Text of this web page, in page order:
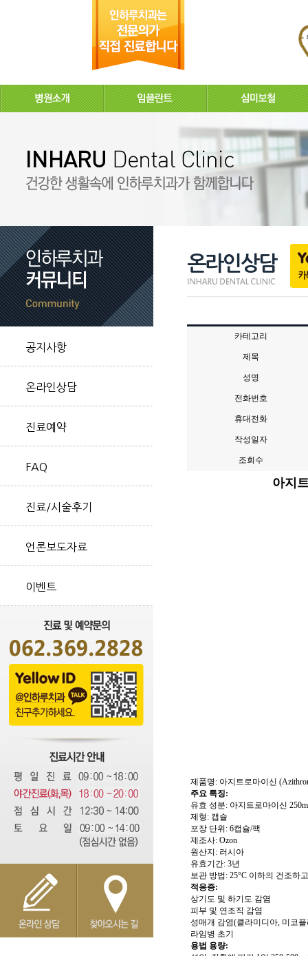
공지사항
온라인상담
진료예약
FAQ
진료/시술후기
언론보도자료
이벤트
온라인상담
카테고리
제목
성명
전화번호
휴대전화
작성일자
조회수
아지
제품명: 아지트로마이신
주요 특징:
유효 성분: 아지트로마이신
제형: 캡슐
포장 단위: 6캡슐/팩
제조사: Ozon
원산지: 러시아
유효기간: 3년
보관 방법: 25°C 이하의 건조하
적응증:
상기도 및 하기도 감염
피부 및 연조직 감염
성매개 감염(클라미디아, 미코
라임병 초기
용법 용량: